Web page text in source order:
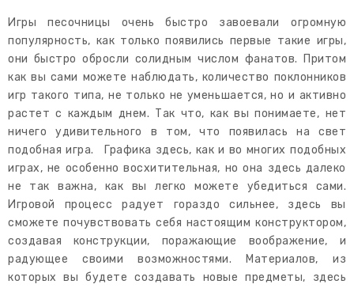
Игры песочницы очень быстро завоевали огромную
популярность, как только появились первые такие игры,
они быстро обросли солидным числом фанатов. Притом
как вы сами можете наблюдать, количество поклонников
игр такого типа, не только не уменьшается, но и активно
растет с каждым днем. Так что, как вы понимаете, нет
ничего удивительного в том, что появилась на свет
подобная игра. Графика здесь, как и во многих подобных
играх, не особенно восхитительная, но она здесь далеко
не так важна, как вы легко можете убедиться сами.
Игровой процесс радует гораздо сильнее, здесь вы
сможете почувствовать себя настоящим конструктором,
создавая конструкции, поражающие воображение, и
радующее своими возможностями. Материалов, из
которых вы будете создавать новые предметы, здесь